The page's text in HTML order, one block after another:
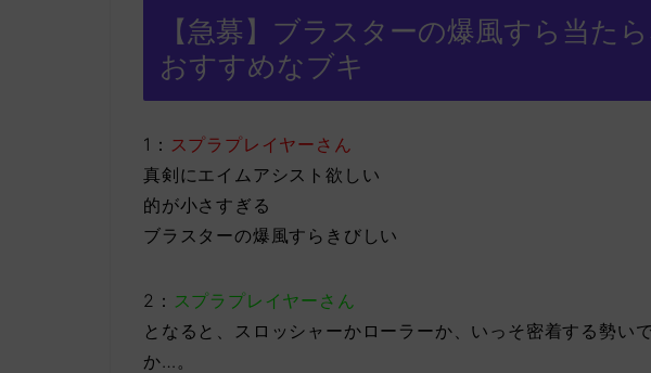
【急募】ブラスターの爆風すら当た
おすすめなブキ
1： スプラプレイヤーさん
真剣にエイムアシスト欲しい
的が小さすぎる
ブラスターの爆風すらきびしい
2： スプラプレイヤーさん
となると、スロッシャーかローラーか、いっそ密着する勢い
か…。